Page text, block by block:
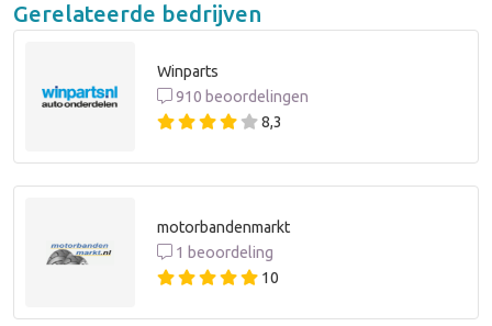
Gerelateerde bedrijven
Winparts
910 beoordelingen
8,3
motorbandenmarkt
1 beoordeling
10